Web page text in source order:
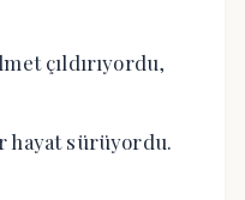
çıldırıyordu,
hayat sürüyordu.